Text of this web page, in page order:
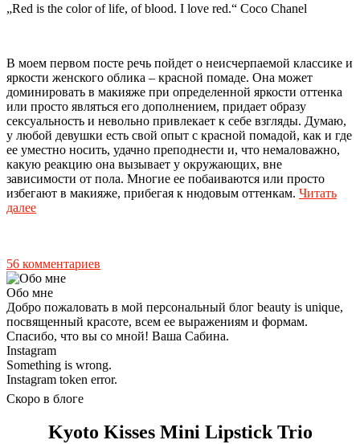
„Red is the color of life, of blood. I love red.“ Coco Chanel
В моем первом посте речь пойдет о неисчерпаемой классике и
яркости женского облика – красной помаде. Она может
доминировать в макияже при определенной яркости оттенка
или просто являться его дополнением, придает образу
сексуальность и невольно привлекает к себе взгляды. Думаю,
у любой девушки есть свой опыт с красной помадой, как и где
ее уместно носить, удачно преподнести и, что немаловажно,
какую реакцию она вызывает у окружающих, вне
зависимости от пола. Многие ее побаиваются или просто
избегают в макияже, прибегая к нюдовым оттенкам. Читать
далее
56 комментариев
Обо мне
Добро пожаловать в мой персональный блог beauty is unique,
посвященный красоте, всем ее выражениям и формам.
Спасибо, что вы со мной! Ваша Сабина.
Instagram
Something is wrong.
Instagram token error.
Скоро в блоге
Kyoto Kisses Mini Lipstick Trio